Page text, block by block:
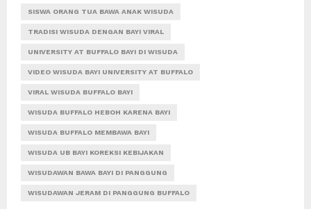
SISWA ORANG TUA BAWA ANAK WISUDA
TRADISI WISUDA DENGAN BAYI VIRAL
UNIVERSITY AT BUFFALO BAYI DI WISUDA
VIDEO WISUDA BAYI UNIVERSITY AT BUFFALO
VIRAL WISUDA BUFFALO BAYI
WISUDA BUFFALO HEBOH KARENA BAYI
WISUDA BUFFALO MEMBAWA BAYI
WISUDA UB BAYI KOREKSI KEBIJAKAN
WISUDAWAN BAWA BAYI DI PANGGUNG
WISUDAWAN JERAM DI PANGGUNG BUFFALO